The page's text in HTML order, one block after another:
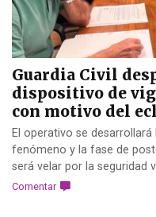
Guardia Civil
dispositivo de
con motivo del
El operativo se desarrollará
fenómeno y la fase de
será velar por la seguridad
Comentar